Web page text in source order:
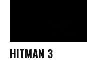
HITMAN 3